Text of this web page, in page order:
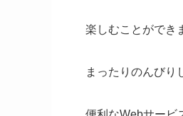
楽しむことができ
まったりのんびり